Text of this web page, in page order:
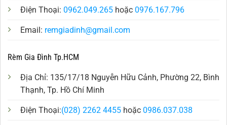
Điện Thoại: 0962.049.265 hoặc 0976.167.796
Email: remgiadinh@gmail.com
Rèm Gia Đình Tp.HCM
Địa Chỉ: 135/17/18 Nguyễn Hữu Cảnh, Phường 22, Bình
Thạnh, Tp. Hồ Chí Minh
Điện Thoại:(028) 2262 4455 hoặc 0986.037.038